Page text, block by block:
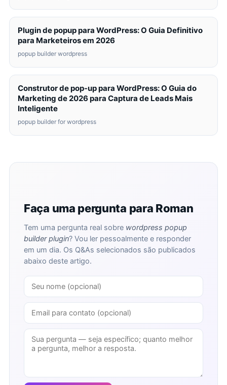
Plugin de popup para WordPress: O Guia Definitivo
para Marketeiros em 2026
popup builder wordpress
Construtor de pop-up para WordPress: O Guia do
Marketing de 2026 para Captura de Leads Mais
Inteligente
popup builder for wordpress
Faça uma pergunta para Roman
Tem uma pergunta real sobre wordpress popup
builder plugin? Vou ler pessoalmente e responder
em um dia. Os Q&As selecionados são publicados
abaixo deste artigo.